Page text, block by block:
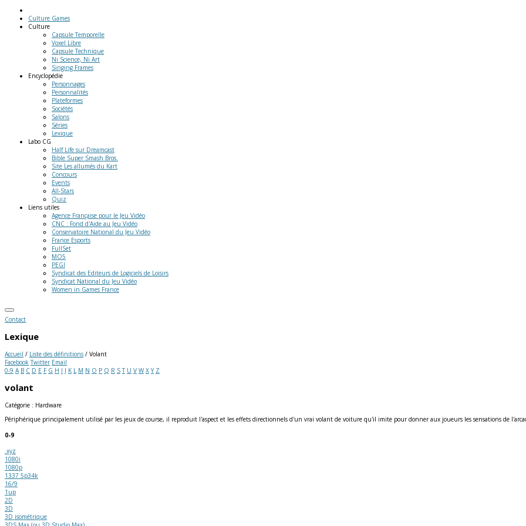
Culture Games
Culture
Capsule Temporelle
Voxel Libre
Capsule Technique
Ni Science, Ni Art
Singing Frames
Encyclopédie
Personnages
Personnalités
Plateformes
Sociétés
Salons
Séries
Lexique
Labo CG
Half Life sur Dreamcast
Bible Super Smash Bros.
Site Les allumés du Kart
Concours
Events
All-Stars
Quiz
Liens utiles
Agence Française pour le Jeu Vidéo
CNC : Fond d'Aide au Jeu Vidéo
Conservatoire National du Jeu Vidéo
France Esports
FullSet
MO5
PEGI
Syndicat des Editeurs de Logiciels de Loisirs
Syndicat National du Jeu Vidéo
Women in Games France
Contact
Lexique
Accueil / Liste des définitions / Volant
Facebook Twitter Email
0-9 A B C D E F G H I J K L M N O P Q R S T U V W X Y Z
volant
Catégorie : Hardware
Périphérique principalement utilisé par les jeux de course, il reproduit l'aspect et les effets directionnels d'un vrai volant de voiture qu'il imite pour donner aux joueurs les sensations de
0-9
.xyz
1080i
1080p
1337 5p34k
16/9
1up
2D
3D
3D isométrique